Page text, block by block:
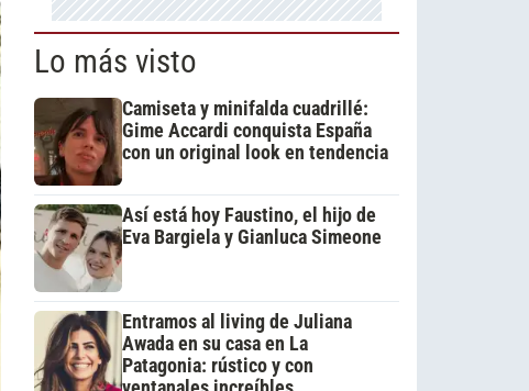
Lo más visto
Camiseta y minifalda cuadrillé:
Gime Accardi conquista España
con un original look en tendencia
Así está hoy Faustino, el hijo de
Eva Bargiela y Gianluca Simeone
Entramos al living de Juliana
Awada en su casa en La
Patagonia: rústico y con